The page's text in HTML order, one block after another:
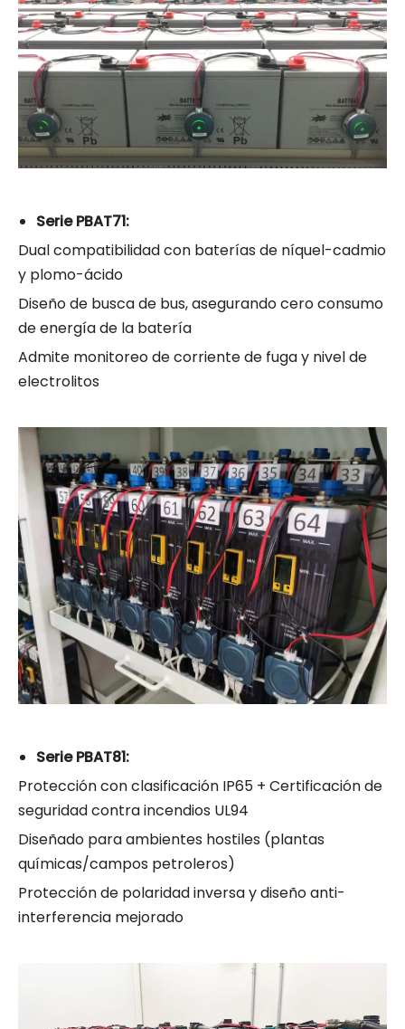
Serie PBAT71:
Dual compatibilidad con baterías de níquel-cadmio
y plomo-ácido
Diseño de busca de bus, asegurando cero consumo
de energía de la batería
Admite monitoreo de corriente de fuga y nivel de
electrolitos
Serie PBAT81:
Protección con clasificación IP65 + Certificación de
seguridad contra incendios UL94
Diseñado para ambientes hostiles (plantas
químicas/campos petroleros)
Protección de polaridad inversa y diseño anti-
interferencia mejorado